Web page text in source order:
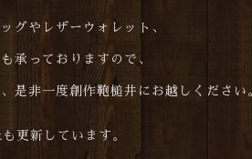
グやレザーウォレット、
承っておりますので、
是非一度創作鞄槌井にお越しください
更新しています。